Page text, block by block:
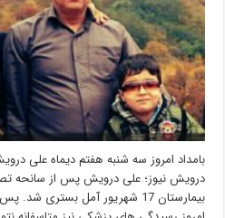
بامداد امروز سه شنبه هفتم دیماه علی